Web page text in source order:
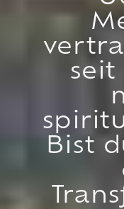
seit
Bist